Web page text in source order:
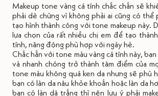
Makeup tone vàng cá tính chắc chắn sẽ
phải dè chừng vì không phải ai cũng có thể
tạo hình thành công với tone makeup này.
lựa chọn của rất nhiều chị em để tạo
tính, năng động phù hợp với ngày hè.
Chắc hẳn với tone màu vàng cá tính này,
và nhanh chóng trở thành tâm điểm của
tone màu không quá ken da nhưng sẽ phù
bạn có làn da nâu khỏe khoắn hoặc làn da
bạn có làn dâ trắng thì nên lưu ý phải